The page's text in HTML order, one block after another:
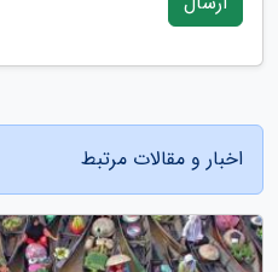
اخبار و مقالات مرتبط